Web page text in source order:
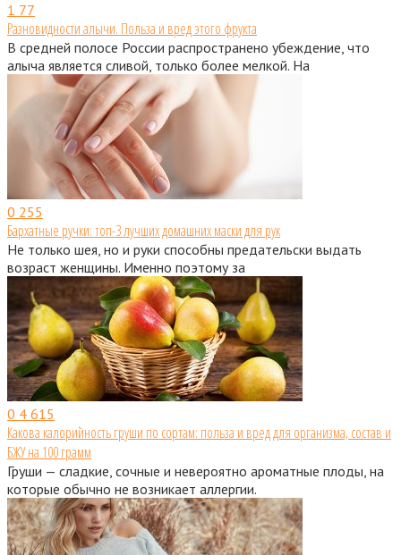
1 77
Разновидности алычи. Польза и вред этого фрукта
В средней полосе России распространено убеждение, что
алыча является сливой, только более мелкой. На
0 255
Бархатные ручки: топ-3 лучших домашних маски для рук
Не только шея, но и руки способны предательски выдать
возраст женщины. Именно поэтому за
0 4 615
Какова калорийность груши по сортам: польза и вред для организма, состав и
БЖУ на 100 грамм
Груши — сладкие, сочные и невероятно ароматные плоды, на
которые обычно не возникает аллергии.